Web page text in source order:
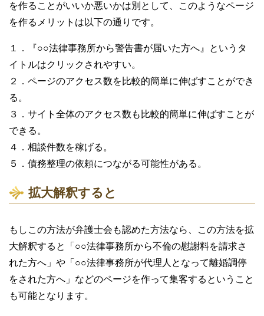
を作ることがいいか悪いかは別として、このようなページ
を作るメリットは以下の通りです。
１．『○○法律事務所から警告書が届いた方へ』というタ
イトルはクリックされやすい。
２．ページのアクセス数を比較的簡単に伸ばすことができ
る。
３．サイト全体のアクセス数も比較的簡単に伸ばすことが
できる。
４．相談件数を稼げる。
５．債務整理の依頼につながる可能性がある。
拡大解釈すると
もしこの方法が弁護士会も認めた方法なら、この方法を拡
大解釈すると「○○法律事務所から不倫の慰謝料を請求さ
れた方へ」や「○○法律事務所が代理人となって離婚調停
をされた方へ」などのページを作って集客するということ
も可能となります。